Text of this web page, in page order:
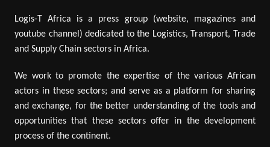
Logis-T Africa is a press group (website, magazines and
youtube channel) dedicated to the Logistics, Transport, Trade
and Supply Chain sectors in Africa.
We work to promote the expertise of the various African
actors in these sectors; and serve as a platform for sharing
and exchange, for the better understanding of the tools and
opportunities that these sectors offer in the development
process of the continent.